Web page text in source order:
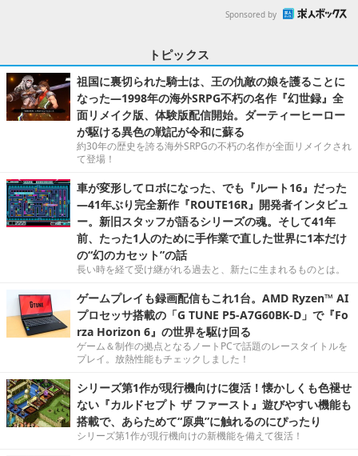
Sponsored by
トピックス
祖国に裏切られた騎士は、王の仇敵の娘を護ることに
なった―1998年の海外SRPG不朽の名作『幻世録』全
面リメイク版、体験版配信開始。ダーティーヒーロー
が駆ける異色の戦記が令和に蘇る
約30年の歴史を誇る海外SRPGの不朽の名作が全面リメイクされ
て登場！
車が変形してロボになった、でも『ルート16』だった
―41年ぶり完全新作『ROUTE16R』開発者インタビュ
ー。新旧スタッフが語るシリーズの魂。そして41年
前、たった1人のために手作業で直した世界に1本だけ
の“幻のカセット”の話
長い時を経て受け継がれる過去と、新たに生まれるものとは。
ゲームプレイも録画配信もこれ1台。AMD Ryzen™ AI
プロセッサ搭載の「G TUNE P5-A7G60BK-D」で『Fo
rza Horizon 6』の世界を駆け回る
ゲーム＆制作の拠点となるノートPCで話題のレースタイトルを
プレイ。放熱性能もチェックしました！
シリーズ第1作が現行機向けに復活！懐かしくも色褪せ
ない『カルドセプト ザ ファースト』遊びやすい機能も
搭載で、あらためて“原典”に触れるのにぴったり
シリーズ第1作が現行機向けの新機能を備えて復活！